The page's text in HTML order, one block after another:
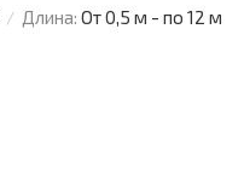
Длина: От 0,5 м - по 12 м